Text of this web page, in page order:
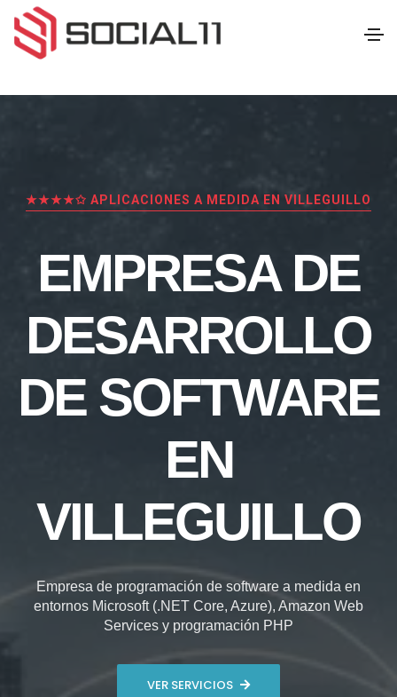
★★★★✩ APLICACIONES A MEDIDA EN VILLEGUILLO
EMPRESA DE
DESARROLLO
DE SOFTWARE
EN
VILLEGUILLO
Empresa de programación de software a medida en
entornos Microsoft (.NET Core, Azure), Amazon Web
Services y programación PHP
VER SERVICIOS